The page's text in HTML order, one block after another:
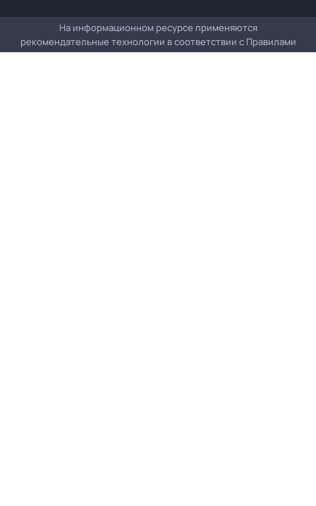
На информационном ресурсе применяются
рекомендательные технологии в соответствии с Правилами